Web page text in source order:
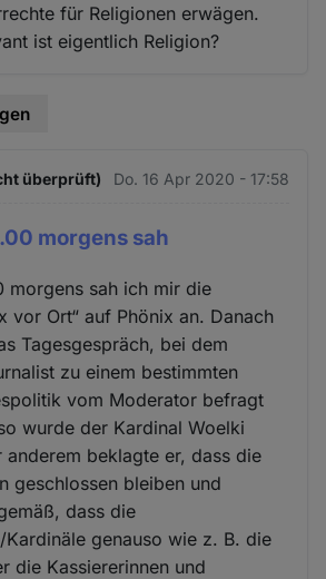
für Religionen erwägen.
ist eigentlich Religion?
überprüft) Do. 16 Apr 2020 - 17:58
morgens sah
morgens sah ich mir die
vor Ort“ auf Phönix an. Danach
Tagesgespräch, bei dem
zu einem bestimmten
vom Moderator befragt
wurde der Kardinal Woelki
anderem beklagte er, dass die
geschlossen bleiben und
dass die
genauso wie z. B. die
die Kassiererinnen und